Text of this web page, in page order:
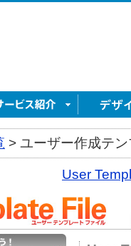
> ユーザー作成テ
User